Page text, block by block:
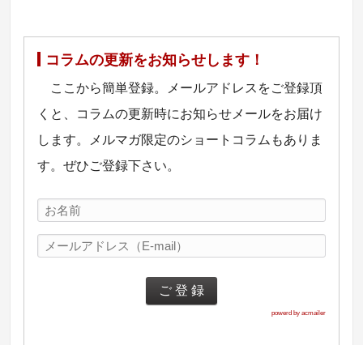
コラムの更新をお知らせします！
ここから簡単登録。メールアドレスをご登録頂
くと、コラムの更新時にお知らせメールをお届け
します。メルマガ限定のショートコラムもありま
す。ぜひご登録下さい。
powerd by acmailer